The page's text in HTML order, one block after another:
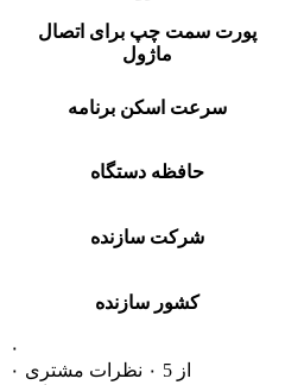
پورت سمت چپ برای اتصال
ماژول
سرعت اسکن برنامه
حافظه دستگاه
شرکت سازنده
کشور سازنده
۰
۰ از 5
۰ نظرات مشتری